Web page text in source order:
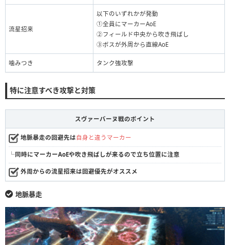
流星招来
以下のいずれかが発動
①全員にマーカーAoE
②フィールド中央から吹き飛ばし
③ボスが外周から直線AoE
噛みつき タンク強攻撃
特に注意すべき攻撃と対策
スヴァーバーヌ戦のポイント
地脈暴走の回避先は 自身と違うマーカー
└同時にマーカーAoEや吹き飛ばしが来るので立ち位置に注意
外周からの流星招来は回避優先がオススメ
地脈暴走